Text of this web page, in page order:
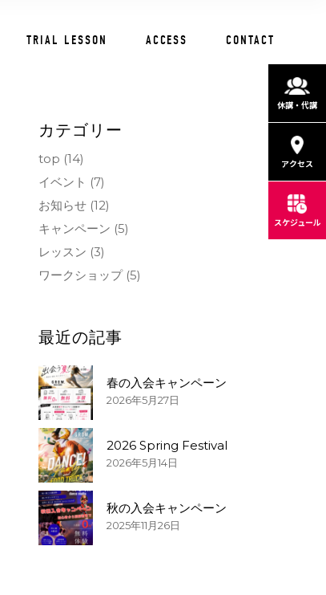
休講・代講
アクセス
スケジュール
TRIAL LESSON ACCESS CONTACT
カテゴリー
top (14)
イベント (7)
お知らせ(12)
キャンペーン (5)
レッスン (3)
ワークショップ(5)
最近の記事
春の入会キャンペーン
2026年5月27日
2026 Spring Festival
2026年5月14日
秋の入会キャンペーン
2025年11月26日